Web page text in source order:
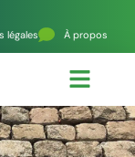
légales À propos